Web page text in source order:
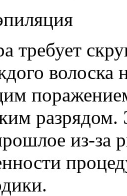
требует
волоска
из-за